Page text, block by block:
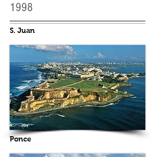
1998
S. Juan
Ponce